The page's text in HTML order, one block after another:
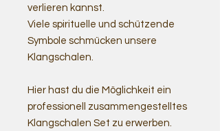
verlieren kannst.
Viele spirituelle und schützende
Symbole schmücken unsere
Klangschalen.
Hier hast du die Möglichkeit ein
professionell zusammengestelltes
Klangschalen Set zu erwerben.